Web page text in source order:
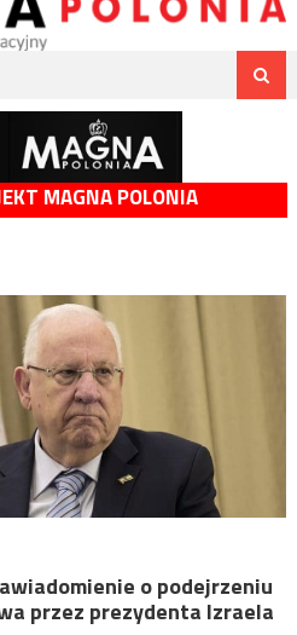
MAGNA POLONIA
o podejrzeniu
przez prezydenta Izraela